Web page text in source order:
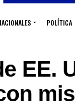
POLÍTICA
EE.